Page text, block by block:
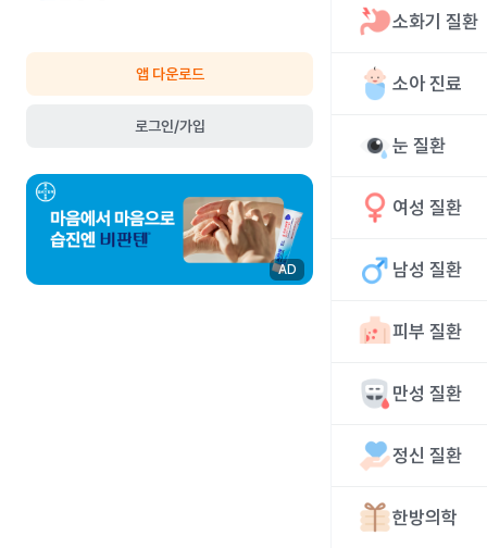
앱 다운로드
로그인/가입
AD
소화기 질환
소아 진료
눈 질환
여성 질환
남성 질환
피부 질환
만성 질환
정신 질환
한방의학